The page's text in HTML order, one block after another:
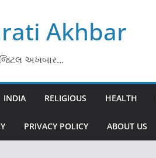
Akhbar
અખબાર…
INDIA RELIGIOUS HEALTH
PRIVACY POLICY ABOUT US